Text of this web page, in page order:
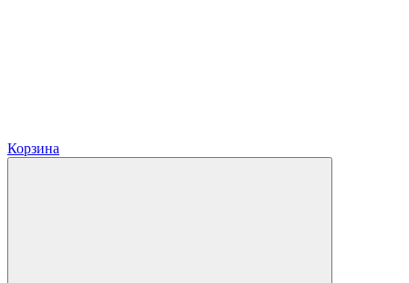
Корзина